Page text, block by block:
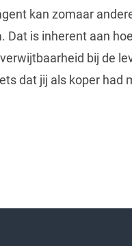
kan zomaar
Dat is inherent aan
bij de
dat jij als koper had